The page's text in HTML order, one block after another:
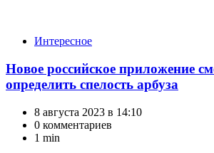
КатегорииИнтересное
Новое российское приложение
определить спелость арбуза
8 августа 2023 в 14:10
0 комментариев
1 min